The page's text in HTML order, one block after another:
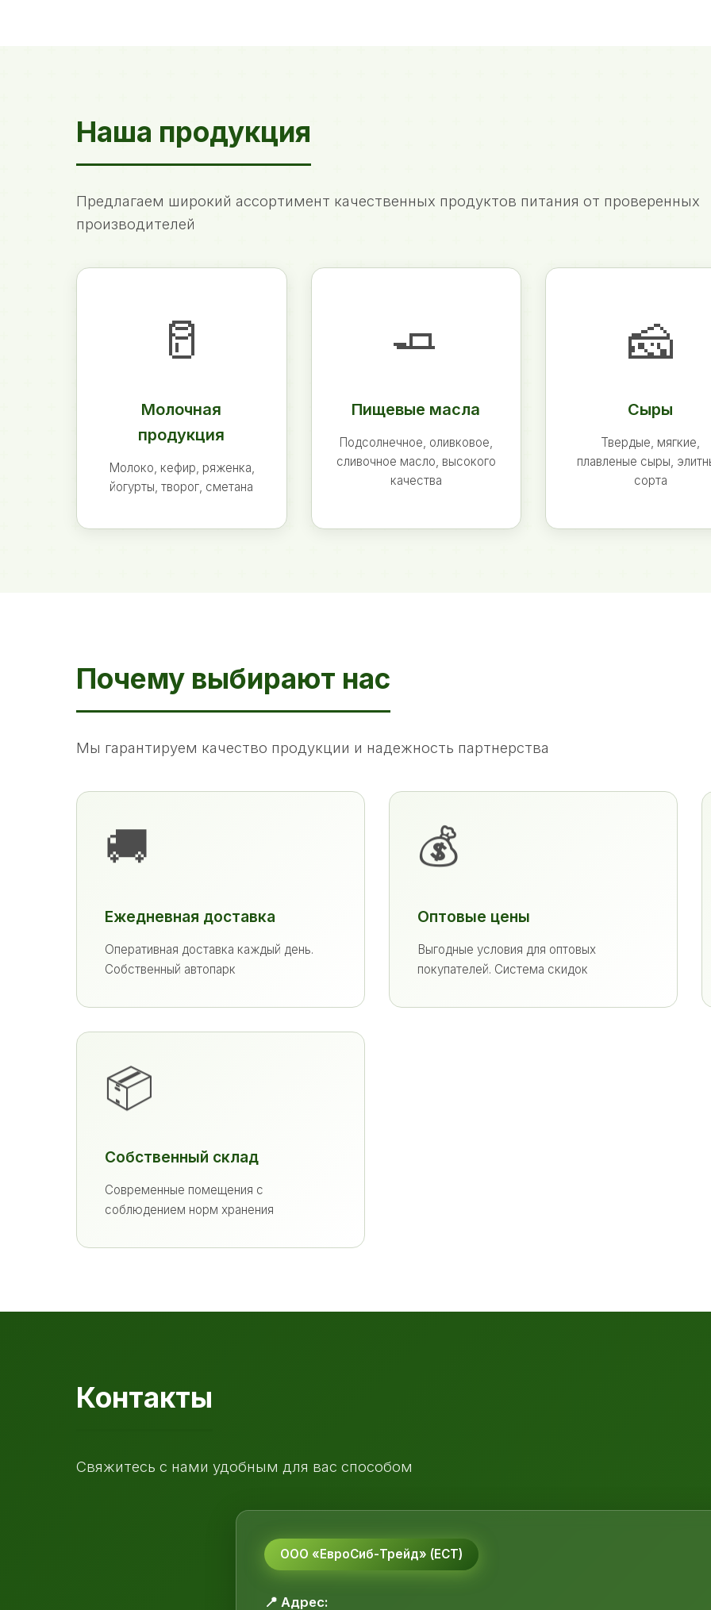
Наша продукция
Предлагаем широкий ассортимент качественных продуктов питания от проверенных
производителей
🥛
Молочная
продукция
Молоко, кефир, ряженка,
йогурты, творог, сметана
🧈
Пищевые масла
Подсолнечное, оливковое,
сливочное масло, высокого
качества
🧀
Сыры
Твердые, мягкие,
плавленые сыры,
сорта
Почему выбирают нас
Мы гарантируем качество продукции и надежность партнерства
🚚
Ежедневная доставка
Оперативная доставка каждый день.
Собственный автопарк
💰
Оптовые цены
Выгодные условия для оптовых
покупателей. Система скидок
📦
Собственный склад
Современные помещения с
соблюдением норм хранения
Контакты
Свяжитесь с нами удобным для вас способом
ООО «ЕвроСиб-Трейд» (ЕСТ)
📍 Адрес: